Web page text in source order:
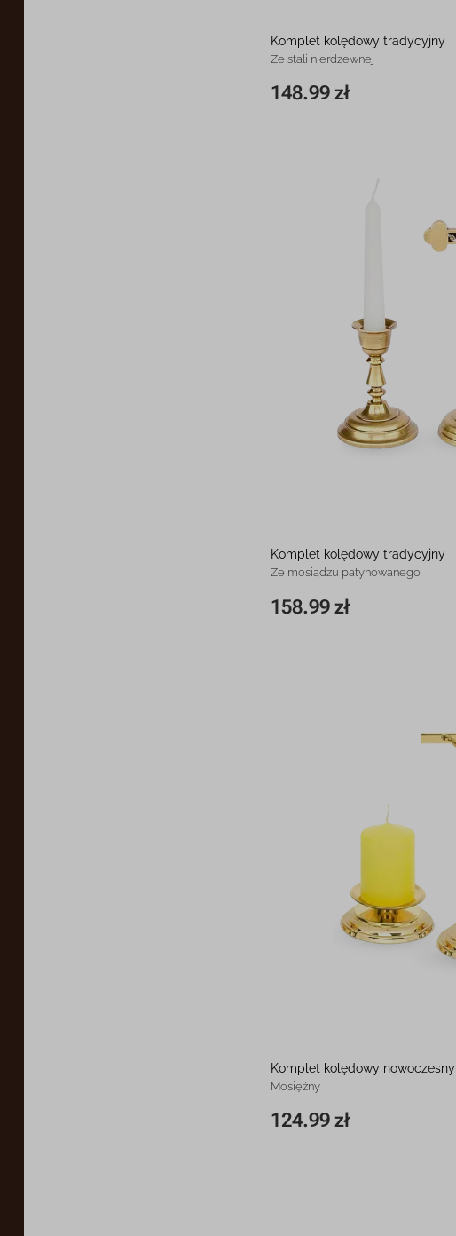
Komplet kolędowy tradycyjny
Ze stali nierdzewnej
148.99 zł
20 cm
Komplet kolędowy tradycyjny
Ze mosiądzu patynowanego
158.99 zł
20,5 cm
Komplet kolędowy nowoczesny
Mosiężny
124.99 zł
20 cm